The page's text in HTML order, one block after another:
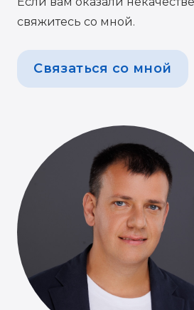
свяжитесь со мной.
Связаться со мной